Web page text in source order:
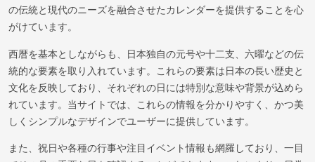
の伝統と現代のニーズを融合させたカレンダーを提供することを心
がけています。
西暦を基本としながらも、日本独自の元号や十二支、六曜などの伝
統的な要素を取り入れています。これらの要素は日本の長い歴史と
文化を反映しており、それぞれの日には特別な意味や背景が込めら
れています。当サイトでは、これらの情報を分かりやすく、かつ美
しくシンプルなデザインでユーザーに提供しています。
また、祝日や各種の行事や注目イベント情報も網羅しており、一目